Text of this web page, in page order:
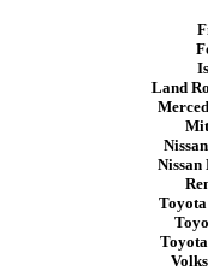
Land
Nissan